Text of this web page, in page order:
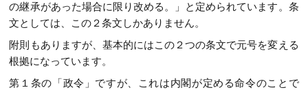
の継承があった場合に限り改める。」と定められています。条
文としては、この２条文しかありません。
附則もありますが、基本的にはこの２つの条文で元号を変える
根拠になっています。
第１条の「政令」ですが、これは内閣が定める命令のことで